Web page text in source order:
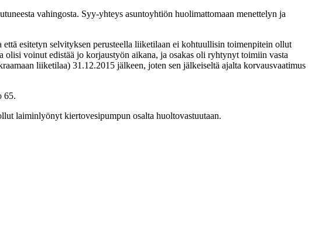
vahingosta. Syy-yhteys asuntoyhtiön huolimattomaan menettelyn ja
esitetyn selvityksen perusteella liiketilaan ei kohtuullisin toimenpitein ollut
voinut edistää jo korjaustyön aikana, ja osakas oli ryhtynyt toimiin vasta
liiketilaa) 31.12.2015 jälkeen, joten sen jälkeiseltä ajalta korvausvaatimus
65.
laiminlyönyt kiertovesipumpun osalta huoltovastuutaan.